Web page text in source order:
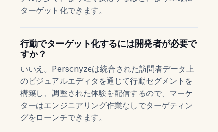
ターゲット化できます。
行動でターゲット化するには開発者が必要で
すか？
いいえ。Personyzeは統合された訪問者データ上
のビジュアルエディタを通じて行動セグメントを
構築し、調整された体験を配信するので、マーケ
ターはエンジニアリング作業なしでターゲティン
グをローンチできます。